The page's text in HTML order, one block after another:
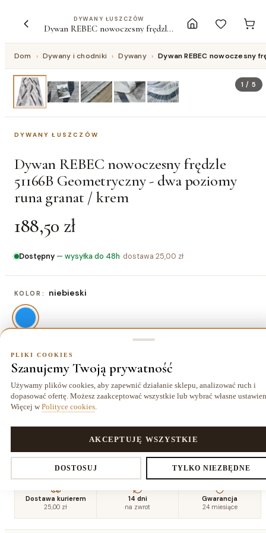
DYWANY ŁUSZCZÓW
Dywan REBEC nowoczesny frędzle 51166B Geometryczny - dwa poziomy runa granat / krem
Dom › Dywany i chodniki › Dywany › Dywan REBEC nowoczesny
1 /5
DYWANY ŁUSZCZÓW
Dywan REBEC nowoczesny frędzle
51166B Geometryczny - dwa poziomy
runa granat / krem
188,50 zł
Dostępny — wysyłka do 48h· dostawa 25,00 zł
KOLOR: niebieski
ROZMIAR: 80x150 cm
80x150 cm
188,50 zł
120x170 cm
325,00 zł
140x190 cm
422,50 zł
160x220
cm
180x270
200x290
cm
240x330
cm
280x370
Dostawa kurierem
25,00 zł
14 dni
na zwrot
Gwarancja
24 miesiące
PLIKI COOKIES
Szanujemy Twoją prywatność
Używamy plików cookies, aby zapewnić działanie sklepu, analizować ruch i
dopasować ofertę. Możesz zaakceptować wszystkie lub wybrać własne
Więcej w Polityce cookies
DOSTOSUJ TYLKO NIEZBĘDNE
AKCEPTUJĘ WSZYSTKIE
Ustawienia prywatności
Decydujesz, które dane zbieramy. Niezbędne pliki cookies są